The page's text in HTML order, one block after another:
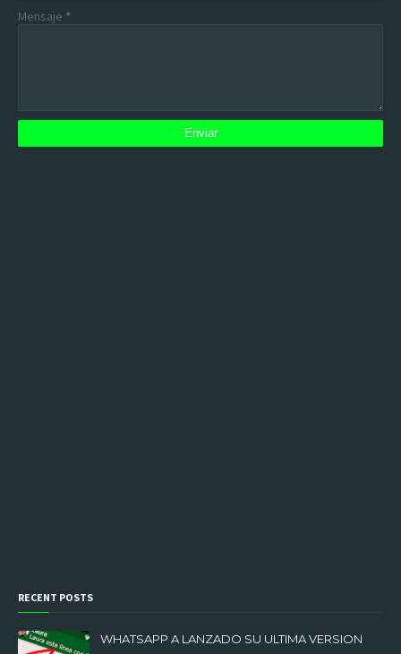
Mensaje *
RECENT POSTS
WHATSAPP A LANZADO SU ULTIMA VERSION